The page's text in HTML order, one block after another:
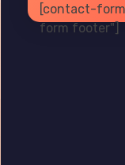
[contact-
form footer"]